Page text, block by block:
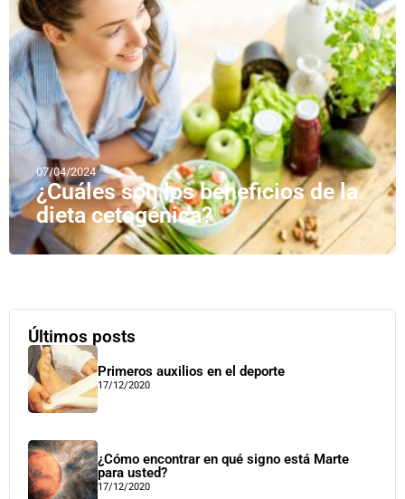
07/04/2024
¿Cuáles son los beneficios de la
dieta cetogénica?
Últimos posts
Primeros auxilios en el deporte
17/12/2020
¿Cómo encontrar en qué signo está Marte
para usted?
17/12/2020